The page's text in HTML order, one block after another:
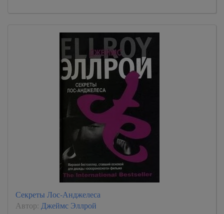
Секреты Лос-Анджелеса
Автор: Джеймс Эллрой